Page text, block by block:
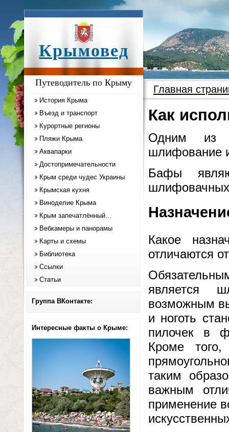
Крымовед
Путеводитель по Крыму
История Крыма
Въезд и транспорт
Курортные регионы
Пляжи Крыма
Аквапарки
Достопримечательности
Крым среди чудес Украины
Крымская кухня
Виноделие Крыма
Крым запечатлённый...
Вебкамеры и панорамы
Карты и схемы
Библиотека
Ссылки
Статьи
Группа ВКонтакте:
Интересные факты о Крыме:
Главная
Как
Одним из
шлифование
Бафы
Какое
отличаются
является
возможным
и ноготь
пилочек в
Кроме
таким
важным
применение